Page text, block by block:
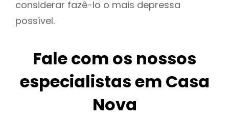
considerar fazê-lo o mais depressa
possível.
Fale com os nossos
especialistas em Casa
Nova